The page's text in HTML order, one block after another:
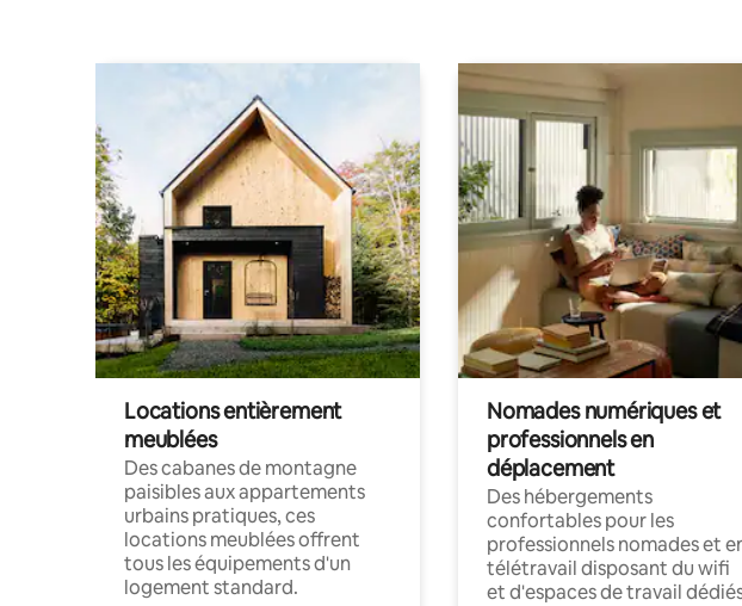
Locations entièrement
meublées
Des cabanes de montagne
paisibles aux appartements
urbains pratiques, ces
locations meublées offrent
tous les équipements d'un
logement standard.
Nomades numériques et
professionnels en
déplacement
Des hébergements
confortables pour les
professionnels nomades et
télétravail disposant du wifi
et d'espaces de travail